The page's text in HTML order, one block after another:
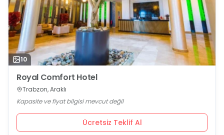
10
Royal Comfort Hotel
Trabzon, Araklı
Kapasite ve fiyat bilgisi mevcut değil
Ücretsiz Teklif Al